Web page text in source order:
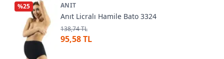
%25 ANIT
Anıt Licralı Hamile Bato 3324
138,74 TL
95,58 TL